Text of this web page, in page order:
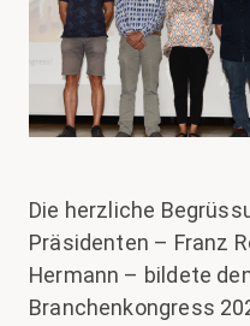
Die herzliche
Präsidenten – Franz
Hermann – bildete
Branchenkongress